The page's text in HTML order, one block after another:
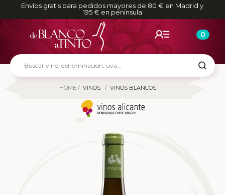
Envíos gratis para pedidos mayores de 80 € en Madrid y
195 € en península
0
HOME VINOS VINOS BLANCOS